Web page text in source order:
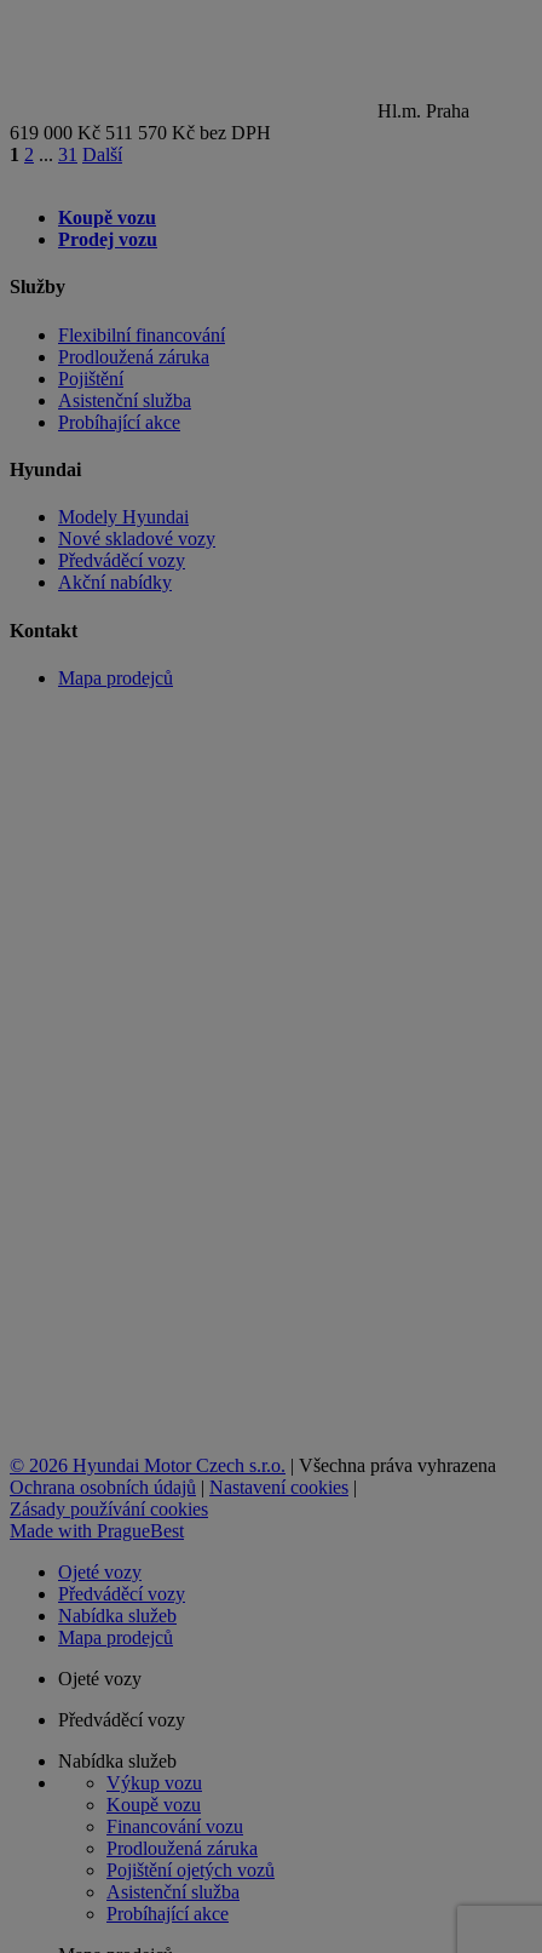
Hl.m. Praha
619 000 Kč 511 570 Kč bez DPH
1 2 ... 31 Další
Koupě vozu
Prodej vozu
Služby
Flexibilní financování
Prodloužená záruka
Pojištění
Asistenční služba
Probíhající akce
Hyundai
Modely Hyundai
Nové skladové vozy
Předváděcí vozy
Akční nabídky
Kontakt
Mapa prodejců
© 2026 Hyundai Motor Czech s.r.o. | Všechna práva vyhrazena
Ochrana osobních údajů | Nastavení cookies |
Zásady používání cookies
Made with PragueBest
Ojeté vozy
Předváděcí vozy
Nabídka služeb
Mapa prodejců
Ojeté vozy
Předváděcí vozy
Nabídka služeb
Výkup vozu
Koupě vozu
Financování vozu
Prodloužená záruka
Pojištění ojetých vozů
Asistenční služba
Probíhající akce